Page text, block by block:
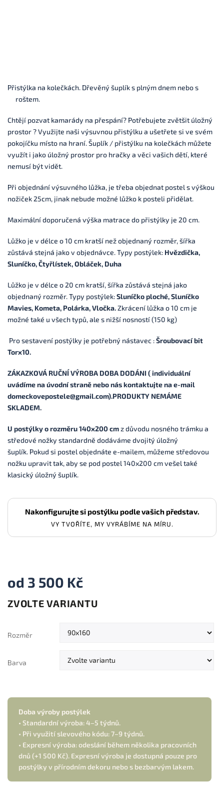
Nakonfigurujte si postýlku podle vašich představ.
VY TVOŘÍTE, MY VYRÁBÍME NA MÍRU.
od 3 500 Kč
ZVOLTE VARIANTU
cena:
Rozměr
Barva
Doba výroby postýlek
• Standardní výroba: 4–5 týdnů.
• Při využití slevového kódu: 7–9 týdnů.
• Expresní výroba: odeslání během několika pracovních
dnů (+1 500 Kč). Expresní výroba je dostupná pouze pro
postýlky v přírodním dekoru nebo s bezbarvým lakem.
Přistýlka na kolečkách. Dřevěný šuplík s plným dnem nebo s
roštem.
Chtějí pozvat kamarády na přespání? Potřebujete zvětšit úložný
prostor ? Využijte naši výsuvnou přistýlku a ušetřete si ve svém
pokojíčku místo na hraní. Šuplík / přistýlku na kolečkách můžete
využít i jako úložný prostor pro hračky a věci vašich dětí, které
nemusí být vidět.
Při objednání výsuvného lůžka, je třeba objednat postel s výškou
nožiček 25cm, jinak nebude možné lůžko k posteli přidělat.
Maximální doporučená výška matrace do přistýlky je 20 cm.
Lůžko je v délce o 10 cm kratší než objednaný rozměr, šířka
zůstává stejná jako v objednávce.Typy postýlek: Hvězdička,
Sluníčko, Čtyřlístek, Obláček, Duha
Lůžko je v délce o 20 cm kratší, šířka zůstává stejná jako
objednaný rozměr.Typy postýlek:Sluníčko ploché, Sluníčko
Mavies, Kometa, Polárka, Vločka.Zkrácení lůžka o 10 cm je
možné také u všech typů, ale s nižší nosností (150 kg)
Pro sestavení postýlky je potřebný nástavec :Šroubovací bit
Torx10.
ZÁKAZKOVÁ RUČNÍ VÝROBA DOBA DODÁNI ( individuální
uvádíme na úvodní straně nebo nás kontaktujte na e-mail
domeckovepostele@gmail.com).PRODUKTY NEMÁME
SKLADEM.
U postýlky o rozměru 140x200 cmz důvodu nosného trámku a
středové nožky standardně dodáváme dvojitý úložný
šuplík. Pokud si postel objednáte e-mailem, můžeme středovou
nožku upravit tak, aby se pod postel 140x200 cm vešel také
klasický úložný šuplík.